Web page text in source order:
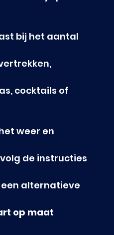
bij het aantal
cocktails of
weer en
de instructies
alternatieve
op maat